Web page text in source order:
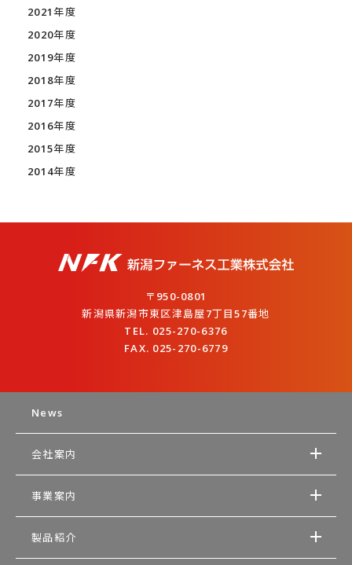
2021年度
2020年度
2019年度
2018年度
2017年度
2016年度
2015年度
2014年度
〒950-0801
新潟県新潟市東区津島屋7丁目57番地
TEL. 025-270-6376
FAX. 025-270-6779
News
会社案内
事業案内
製品紹介